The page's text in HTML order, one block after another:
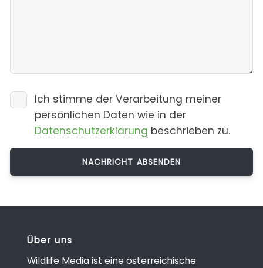
Ich stimme der Verarbeitung meiner
persönlichen Daten wie in der
Datenschutzerklärung beschrieben zu.
Über uns
Wildlife Media ist eine österreichische